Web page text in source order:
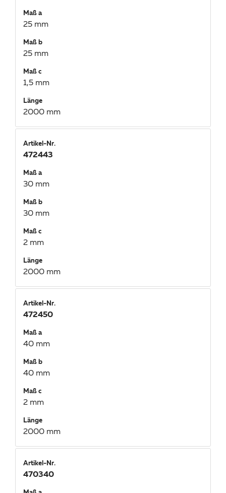
Maß a
25 mm
Maß b
25 mm
Maß c
1,5 mm
Länge
2000 mm
Artikel-Nr.
472443
Maß a
30 mm
Maß b
30 mm
Maß c
2 mm
Länge
2000 mm
Artikel-Nr.
472450
Maß a
40 mm
Maß b
40 mm
Maß c
2 mm
Länge
2000 mm
Artikel-Nr.
470340